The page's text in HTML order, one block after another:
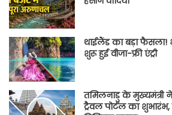
थाईलैंड का बड़ा फैसला!
शुरू हुई वीजा-फ्री एंट्री
तमिलनाडु के मुख्यमंत्री
ट्रैवल पोर्टल का